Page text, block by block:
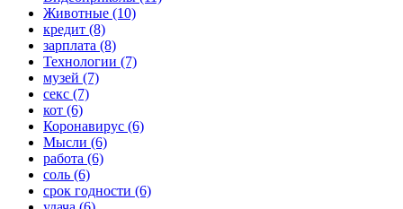
Животные (10)
кредит (8)
зарплата (8)
Технологии (7)
музей (7)
секс (7)
кот (6)
Коронавирус (6)
Мысли (6)
работа (6)
соль (6)
срок годности (6)